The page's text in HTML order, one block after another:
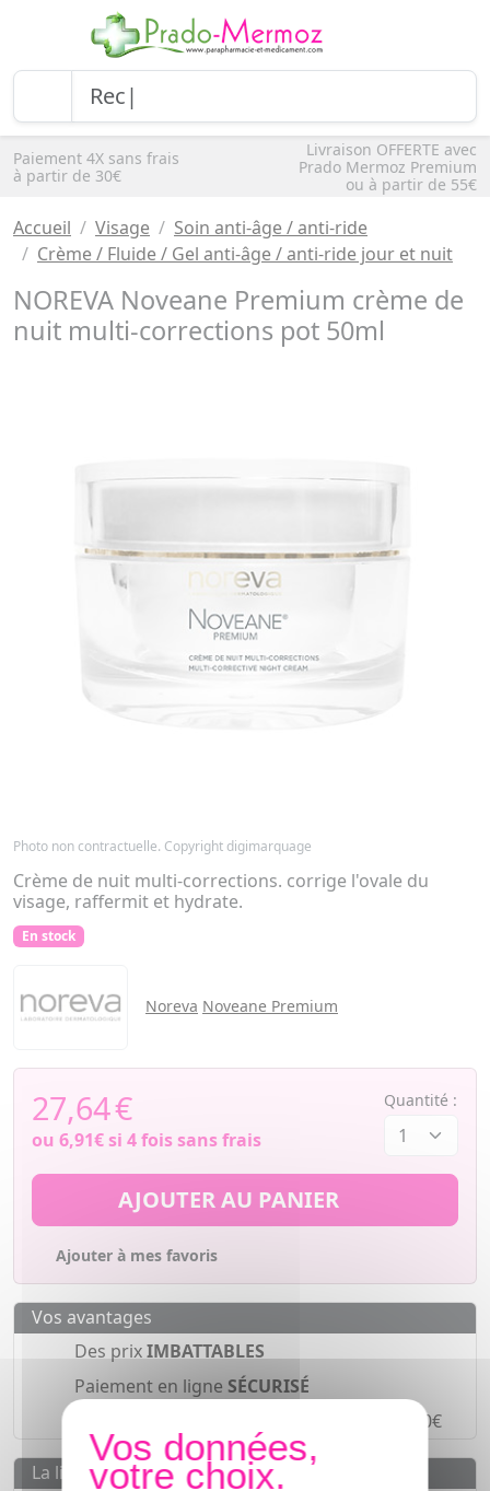
Paiement 4X sans frais
à partir de 30€
Livraison OFFERTE avec
Prado Mermoz Premium
ou à partir de 55€
Accueil Visage
Soin anti-âge / anti-ride
Crème / Fluide / Gel anti-âge / anti-ride jour et nuit
NOREVA Noveane Premium crème de
nuit multi-corrections pot 50ml
Photo non contractuelle. Copyright digimarquage
Crème de nuit multi-corrections. corrige l'ovale du
visage, raffermit et hydrate.
En stock
Noreva Noveane Premium
27,64€
ou 6,91€si 4 fois sans frais
Quantité :
AJOUTER AU PANIER
Ajouter à mes favoris
Vos avantages
Des prixIMBATTABLES
Paiement en ligne SÉCURISÉ
à partir de 30€
La livraison